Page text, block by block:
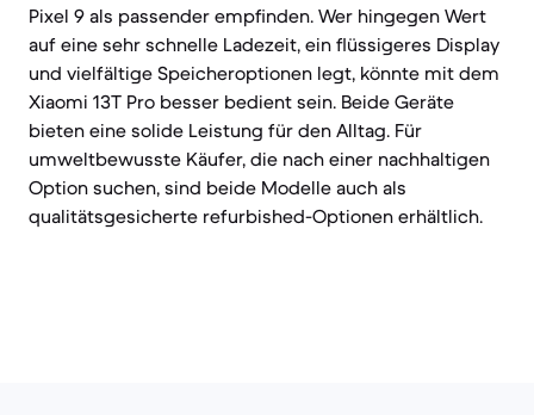
Pixel 9 als passender empfinden. Wer hingegen Wert
auf eine sehr schnelle Ladezeit, ein flüssigeres Display
und vielfältige Speicheroptionen legt, könnte mit dem
Xiaomi 13T Pro besser bedient sein. Beide Geräte
bieten eine solide Leistung für den Alltag. Für
umweltbewusste Käufer, die nach einer nachhaltigen
Option suchen, sind beide Modelle auch als
qualitätsgesicherte refurbished-Optionen erhältlich.